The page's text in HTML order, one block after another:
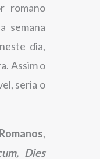
romano
semana
dia,
Assim o
seria o
,
Dies